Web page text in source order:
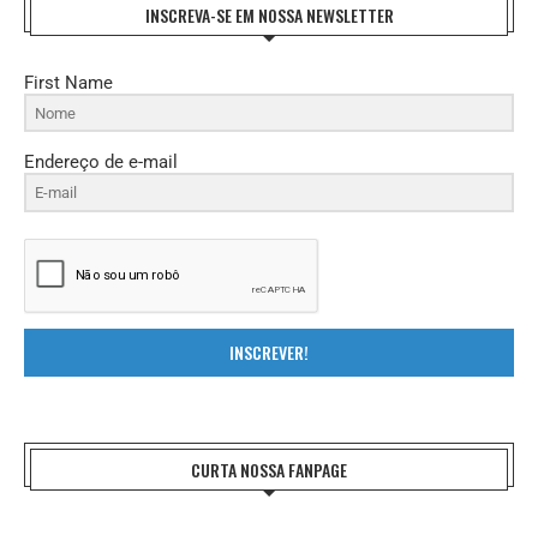
INSCREVA-SE EM NOSSA NEWSLETTER
First Name
Endereço de e-mail
INSCREVER!
CURTA NOSSA FANPAGE